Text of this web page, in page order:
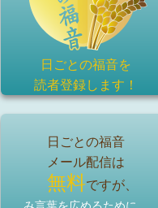
日ごとの福音を
読者登録します！
日ごとの福音
メール配信は
無料ですが、